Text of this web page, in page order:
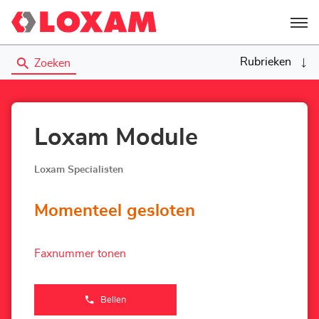
Menu
Zoeken Rubrieken
Loxam Module
Loxam Specialisten
Momenteel gesloten
Faxnummer tonen
Bellen
de